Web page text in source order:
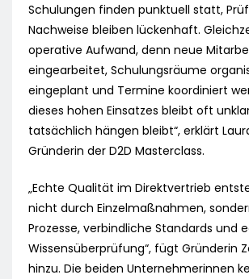
Schulungen finden punktuell statt,
Nachweise bleiben lückenhaft.
operative Aufwand, denn neue
eingearbeitet, Schulungsräume
eingeplant und Termine koordiniert
dieses hohen Einsatzes bleibt oft
tatsächlich hängen bleibt“, erklärt
Gründerin der D2D Masterclass.
„Echte Qualität im Direktvertrieb
nicht durch Einzelmaßnahmen,
Prozesse, verbindliche Standards und
Wissensüberprüfung“, fügt Gründerin
hinzu. Die beiden Unternehmerinnen